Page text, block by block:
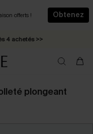
offerts !
Obtenez
>>
4 achetés >>
plongeant